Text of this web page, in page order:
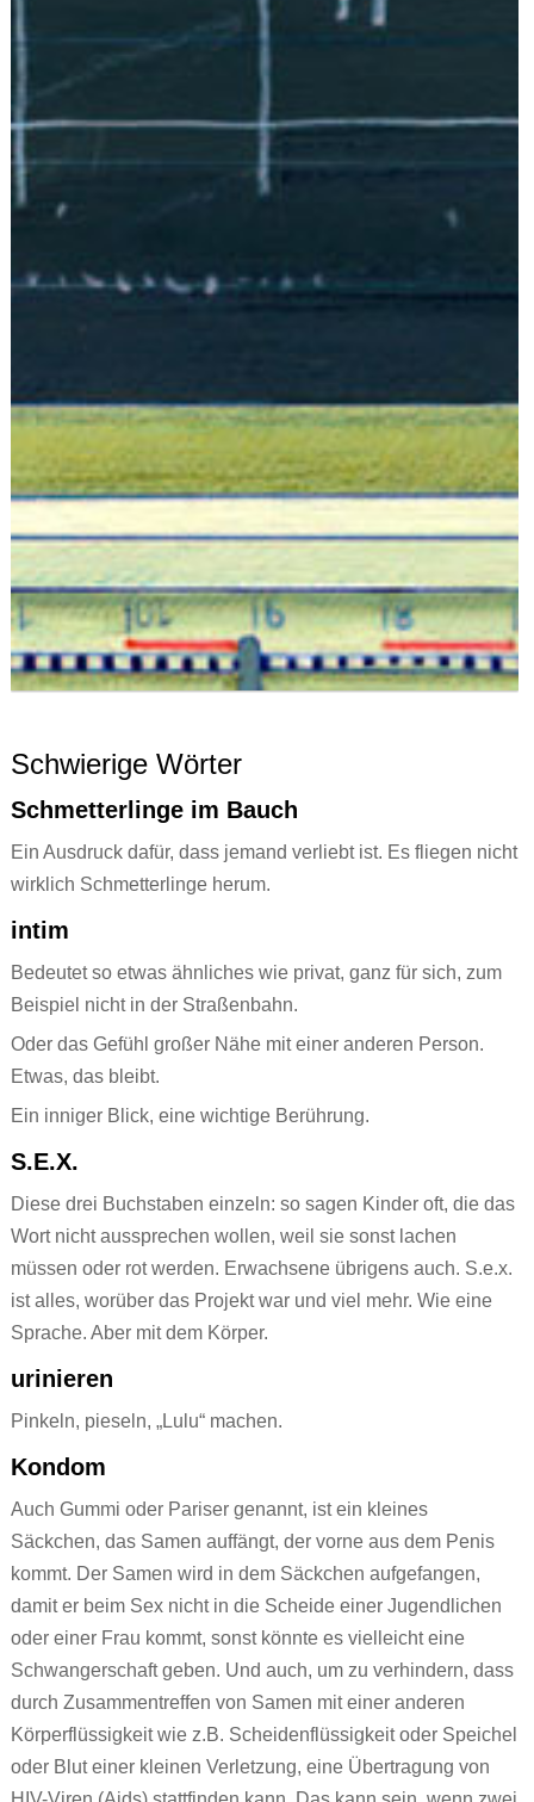
Schwierige Wörter
Schmetterlinge im Bauch
Ein Ausdruck dafür, dass jemand verliebt ist. Es fliegen nicht
wirklich Schmetterlinge herum.
intim
Bedeutet so etwas ähnliches wie privat, ganz für sich, zum
Beispiel nicht in der Straßenbahn.
Oder das Gefühl großer Nähe mit einer anderen Person.
Etwas, das bleibt.
Ein inniger Blick, eine wichtige Berührung.
S.E.X.
Diese drei Buchstaben einzeln: so sagen Kinder oft, die das
Wort nicht aussprechen wollen, weil sie sonst lachen
müssen oder rot werden. Erwachsene übrigens auch. S.e.x.
ist alles, worüber das Projekt war und viel mehr. Wie eine
Sprache. Aber mit dem Körper.
urinieren
Pinkeln, pieseln, „Lulu“ machen.
Kondom
Auch Gummi oder Pariser genannt, ist ein kleines
Säckchen, das Samen auffängt, der vorne aus dem Penis
kommt. Der Samen wird in dem Säckchen aufgefangen,
damit er beim Sex nicht in die Scheide einer Jugendlichen
oder einer Frau kommt, sonst könnte es vielleicht eine
Schwangerschaft geben. Und auch, um zu verhindern, dass
durch Zusammentreffen von Samen mit einer anderen
Körperflüssigkeit wie z.B. Scheidenflüssigkeit oder Speichel
oder Blut einer kleinen Verletzung, eine Übertragung von